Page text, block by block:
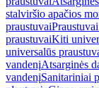
stalviršio apačios
praustuvai
praustuvaiKiti
universalūs
vandenįAtsarginės
vandenįSanitariniai